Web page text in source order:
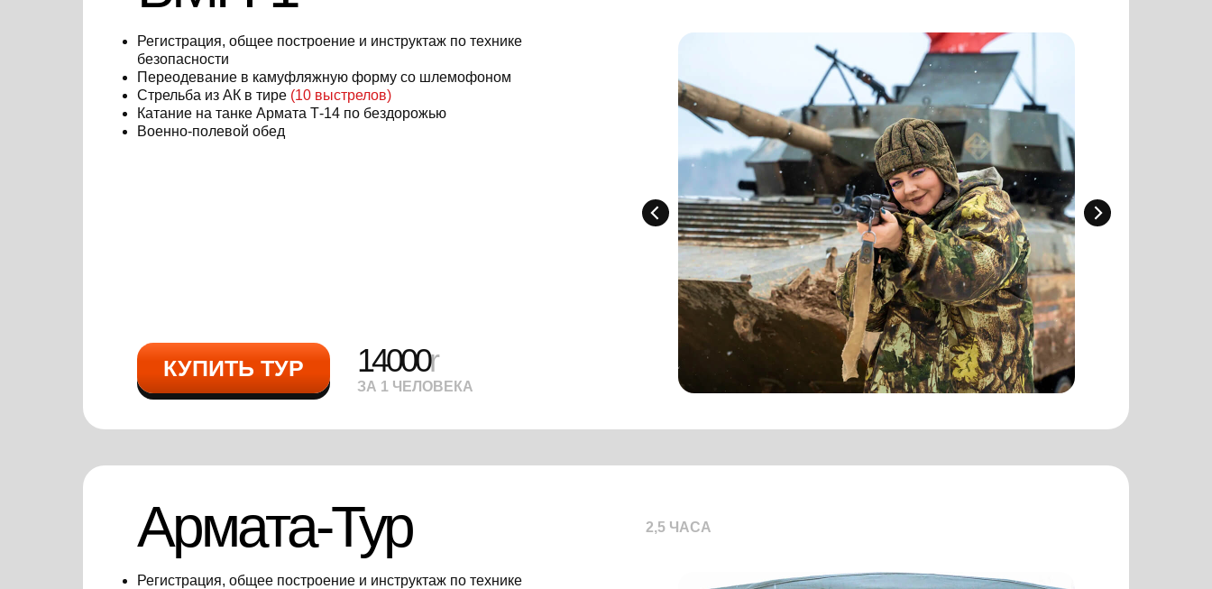
Регистрация, общее построение и инструктаж по технике
безопасности
Переодевание в камуфляжную форму со шлемофоном
Стрельба из АК в тире (10 выстрелов)
Катание на танке Армата Т-14 по бездорожью
Военно-полевой обед
14000r
ЗА 1 ЧЕЛОВЕКА
КУПИТЬ ТУР
Армата-Тур 2,5 ЧАСА
Регистрация, общее построение и инструктаж по технике